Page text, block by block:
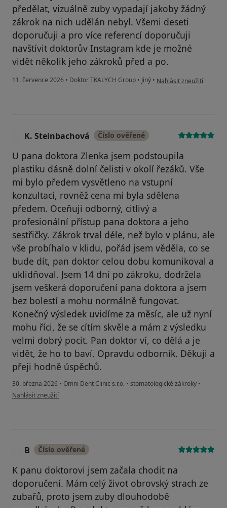
předělat, vizuálně zuby vypadají jakoby žádný
zákrok na nich udělán nebyl. Všemi deseti
doporučuji a pro více referencí doporučuji
navštívit doktorův Instagram kde je možné
vidět několik jeho zákroků před a po.
11. července 2026 • Doktor TKALYCH Group • Jiný • podle názoru uživatele X
Nahlásit zneužití
K. Steinbachová Číslo ověřené
U pana doktora Zlenka jsem podstoupila
plastiku dásně dolní čelisti v okolí řezáků. Vše
mi bylo předem vysvětleno na vstupní
konzultaci, rovněž cena mi byla sdělena
předem. Oceňuji odborný, citlivý a
profesionální přístup pana doktora a jeho
sestřičky. Zákrok trval déle, než bylo v plánu, ale
vše probíhalo v klidu, pořád jsem věděla, co se
bude dít, pan doktor celou dobu komunikoval a
uklidňoval. Jsem 14 dní po zákroku, dodržela
jsem veškerá doporučení pana doktora a jsem
bez bolestí a mohu normálně fungovat.
Konečný výsledek uvidíme za měsíc, ale už nyní
mohu říci, že se cítím skvěle a mám z výsledku
velmi dobrý pocit. Pan doktor ví, co dělá a je
vidět, že ho to baví. Opravdu odborník. Děkuji a
přeji hodně úspěchů.
30. března 2026 • Omni Dent Clinic s.r.o. • stomatologické zákroky •
podle názoru uživatele K. Steinbachová
Nahlásit zneužití
B Číslo ověřené
K panu doktorovi jsem začala chodit na
doporučení. Mám celý život obrovský strach ze
zubařů, proto jsem zuby dlouhodobě